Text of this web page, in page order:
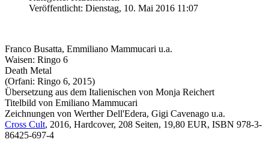
Veröffentlicht: Dienstag, 10. Mai 2016 11:07
Franco Busatta, Emmiliano Mammucari u.a.
Waisen: Ringo 6
Death Metal
(Orfani: Ringo 6, 2015)
Übersetzung aus dem Italienischen von Monja Reichert
Titelbild von Emiliano Mammucari
Zeichnungen von Werther Dell'Edera, Gigi Cavenago u.a.
Cross Cult, 2016, Hardcover, 208 Seiten, 19,80 EUR, ISBN 978-3-
86425-697-4